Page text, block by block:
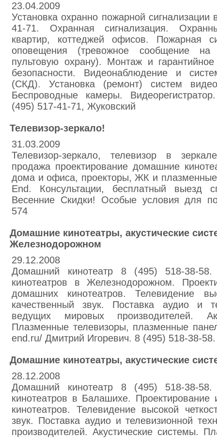
23.04.2009
Установка охранно пожарной
41-71. Охранная сигнализация.
квартир, коттеджей офисов. Пожарная
оповещения (тревожное сообщение
пультовую охрану). Монтаж и
безопасности. Видеонаблюдение и
(СКД). Установка (ремонт) систем
Беспроводные камеры.
(495) 517-41-71, Жуковский
Телевизор-зеркало!
31.03.2009
Телевизор-зеркало, телевизор в
продажа проектирование домашние
дома и офиса, проекторы, ЖК и плазменные
End. Консультации, бесплатный выезд
Весенние Скидки! Особые условия для
574
Домашние кинотеатры, акустические
Железнодорожном
29.12.2008
Домашний кинотеатр 8 (495) 518-38-58.
кинотеатров в Железнодорожном.
домашних кинотеатров. Телевидение
качественный звук. Поставка аудио и
ведущих мировых производителей.
Плазменные телевизоры, плазменные
end.ru/ Дмитрий Игоревич. 8 (495) 518-38-
Домашние кинотеатры, акустические
28.12.2008
Домашний кинотеатр 8 (495) 518-38-58.
кинотеатров в Балашихе. Проектирование
кинотеатров. Телевидение высокой
звук. Поставка аудио и телевизионной
производителей. Акустические системы.